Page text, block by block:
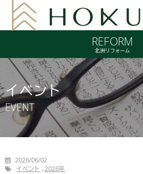
REFORM
北洲リフォーム
イベント
EVENT
2026/06/02
イベント
2026年